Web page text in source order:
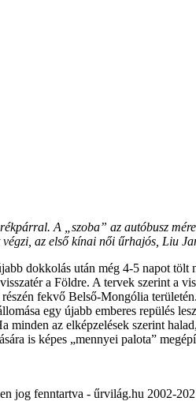
A „szoba” az autóbusz
végzi, az első kínai női űrhajós, Liu
dokkolás után még 4-5 napot tölt
a Földre. A tervek szerint a
fekvő Belső-Mongólia
egy újabb emberes repülés
minden az elképzelések szerint
is képes „mennyei palota”
jog fenntartva - űrvilág.hu 2002-